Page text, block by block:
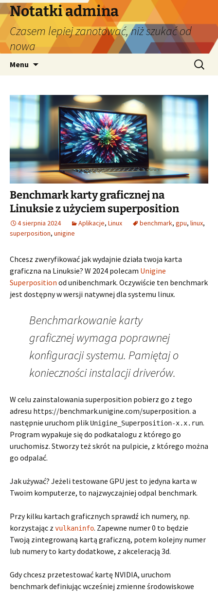
Przejdź
do
treści
Notatki admina
Czasem lepiej zanotować, niż szukać od
nowa
Menu Szukaj:
Benchmark karty graficznej na
Linuksie z użyciem superposition
4 sierpnia 2024 Aplikacje, Linux benchmark, gpu, linux,
superposition, unigine
Chcesz zweryfikować jak wydajnie działa twoja karta
graficzna na Linuksie? W 2024 polecam Unigine
Superposition od unibenchmark. Oczywiście ten benchmark
jest dostępny w wersji natywnej dla systemu linux.
Benchmarkowanie karty
graficznej wymaga poprawnej
konfiguracji systemu. Pamiętaj o
konieczności instalacji driverów.
W celu zainstalowania superposition pobierz go z tego
adresu https://benchmark.unigine.com/superposition. a
następnie uruchom plik Unigine_Superposition-x.x.run.
Program wypakuje się do podkatalogu z którego go
uruchomisz. Stworzy też skrót na pulpicie, z którego można
go odpalać.
Jak używać? Jeżeli testowane GPU jest to jedyna karta w
Twoim komputerze, to najzwyczajniej odpal benchmark.
Przy kilku kartach graficznych sprawdź ich numery, np.
korzystając z vulkaninfo. Zapewne numer 0 to będzie
Twoją zintegrowaną kartą graficzną, potem kolejny numer
lub numery to karty dodatkowe, z akceleracją 3d.
Gdy chcesz przetestować kartę NVIDIA, uruchom
benchmark definiując wcześniej zmienne środowiskowe